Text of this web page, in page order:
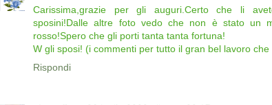
Carissima,grazie per gli auguri.Certo che li
sposini!Dalle altre foto vedo che non è stato un
rosso!Spero che gli porti tanta tanta fortuna!
W gli sposi! (i commenti per tutto il gran bel lavoro
Rispondi